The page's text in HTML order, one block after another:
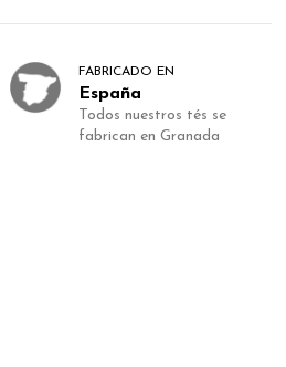
FABRICADO EN
España
Todos nuestros tés se
fabrican en Granada